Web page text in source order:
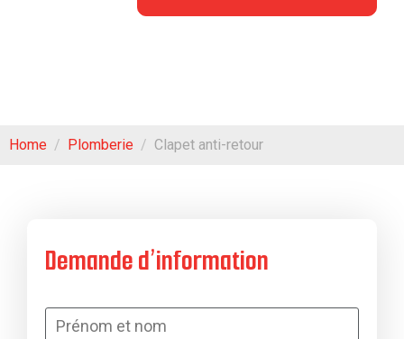
Home Plomberie Clapet anti-retour
Demande d’information